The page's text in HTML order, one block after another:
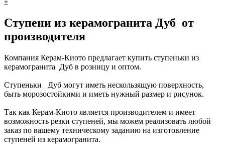
Ступени из керамогранита Дуб от
производителя
Компания Керам-Киото предлагает купить ступеньки из
керамогранита Дуб в розницу и оптом.
Ступеньки Дуб могут иметь нескользящую поверхность,
быть морозостойкими и иметь нужный размер и рисунок.
Так как Керам-Киото является производителем и имеет
возможность резки ступеней, мы можем реализовать любой
заказ по вашему техническому заданию на изготовление
ступеней из керамогранита.